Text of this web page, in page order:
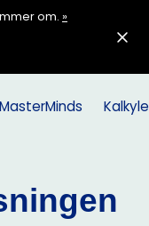
om. »
MasterMinds